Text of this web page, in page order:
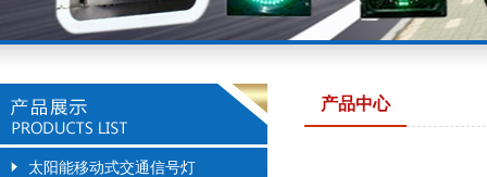
太阳能移动式交通信号灯
产品中心